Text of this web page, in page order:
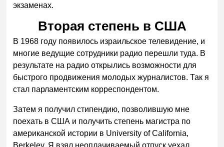
экзаменах.
Вторая степень в США
В 1968 году появилось израильское телевидение, и
многие ведущие сотрудники радио перешли туда. В
результате на радио открылись возможности для
быстрого продвижения молодых журналистов. Так я
стал парламентским корреспондентом.
Затем я получил стипендию, позволившую мне
поехать в США и получить степень магистра по
американской истории в University of California,